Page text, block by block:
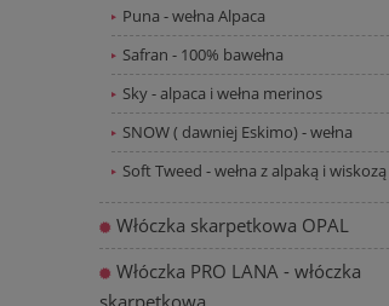
Puna - wełna Alpaca
Safran - 100% bawełna
Sky - alpaca i wełna merinos
SNOW ( dawniej Eskimo) - wełna
Soft Tweed - wełna z alpaką i wiskozą
Włóczka skarpetkowa OPAL
Włóczka PRO LANA - włóczka